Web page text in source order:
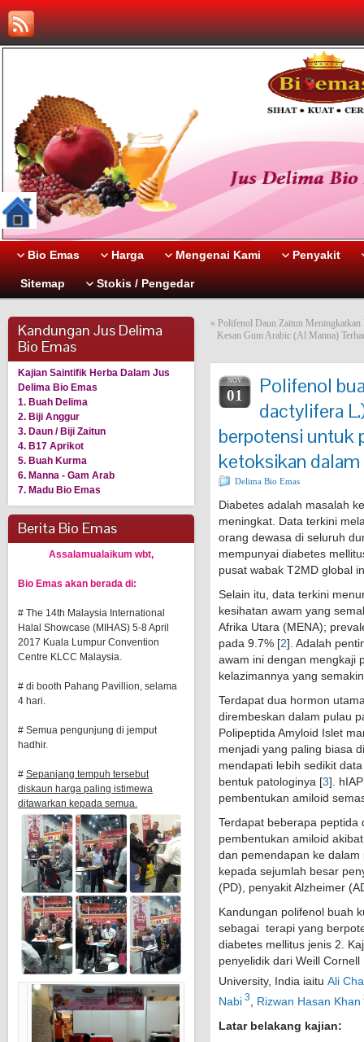
Bio Emas Harga Mengenai Kami Penyakit
Sitemap Stokis / Pengedar
Kandungan Jus Delima
Bio Emas
Kajian Saintifik Herba Dalam Jus
Delima Bio Emas
1. Buah Delima
2. Biji Anggur
3. Daun / Biji Zaitun
4. B17 Aprikot
5. Buah Kurma
6. Manna - Gam Arab
7. Madu Bio Emas
Berita Bio Emas
Assalamualaikum wbt,
Bio Emas akan berada di:
# The 14th Malaysia International
Halal Showcase (MIHAS) 5-8 April
2017 Kuala Lumpur Convention
Centre KLCC Malaysia.
# di booth Pahang Pavillion, selama
4 hari.
# Semua pengunjung di jemput
hadhir.
# Sepanjang tempuh tersebut
diskaun harga paling istimewa
ditawarkan kepada semua.
« Polifenol Daun Zaitun
Kesan Gum Arabic (Al Manna)
NOV
01
Polifenol
dactylifera
berpotensi untuk
ketoksikan
Delima Bio Emas
Diabetes adalah masalah
meningkat. Data terkini
orang dewasa di seluruh
mempunyai diabetes
pusat wabak T2MD global
Selain itu, data terkini
kesihatan awam yang
Afrika Utara (MENA);
pada 9.7% [2]. Adalah
awam ini dengan mengkaji
kelazimannya yang
Terdapat dua hormon
dirembeskan dalam pulau
Polipeptida Amyloid Islet
menjadi yang paling biasa
mendapati lebih sedikit
bentuk patologinya [3].
pembentukan amiloid
Terdapat beberapa
pembentukan amiloid
dan pemendapan ke
kepada sejumlah besar
(PD), penyakit Alzheimer
Kandungan polifenol buah
sebagai terapi yang
diabetes mellitus jenis 2.
penyelidik dari Weill
University, India iaitu Ali
Nabi 3 Rizwan Hasan Khan
Latar belakang kajian: